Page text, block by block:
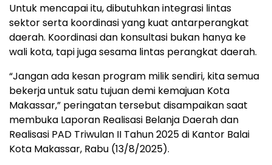
Untuk mencapai itu, dibutuhkan integrasi lintas
sektor serta koordinasi yang kuat antarperangkat
daerah. Koordinasi dan konsultasi bukan hanya ke
wali kota, tapi juga sesama lintas perangkat daerah.
“Jangan ada kesan program milik sendiri, kita semua
bekerja untuk satu tujuan demi kemajuan Kota
Makassar,” peringatan tersebut disampaikan saat
membuka Laporan Realisasi Belanja Daerah dan
Realisasi PAD Triwulan II Tahun 2025 di Kantor Balai
Kota Makassar, Rabu (13/8/2025).